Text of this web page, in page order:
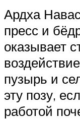
Ардха
пресс и
оказывает
пузырь и
эту позу,
работой